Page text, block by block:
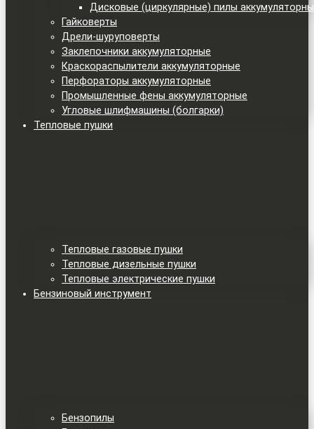
Дисковые (циркулярные) пилы
Гайковерты
Дрели-шуруповерты
Заклепочники аккумуляторные
Краскораспылители аккумуляторные
Перфораторы аккумуляторные
Промышленные фены аккумуляторные
Угловые шлифмашины (болгарки)
Тепловые пушки
Тепловые газовые пушки
Тепловые дизельные пушки
Тепловые электрические пушки
Бензиновый инструмент
Бензопилы